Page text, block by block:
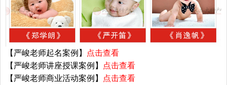
【严峻老师起名案例】
点击查看
【严峻老师讲座授课案例】
点击查看
【严峻老师商业活动案例】
点击查看